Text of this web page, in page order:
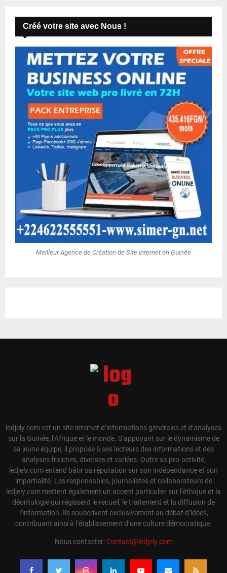
Créé votre site avec Nous !
Meilleur Agence de Création de Site Internet en Guinée
ledjely.com est un site internet d’informations générales et d’analyses
sur la Guinée, l’Afrique et le monde. S’appuyant sur le dynamisme de
sa jeune équipe, il propose à ses lecteurs des informations et des
analyses fraiches, diverses et variées. Outre sa pro-activité,
ledjely.com entend bâtir sa réputation sur son indépendance et son
impartialité. Les responsables, journalistes et collaborateurs de
ledjely.com mettent également un accent particulier sur l’éthique et la
déontologie qui régissent le recueil, le traitement et la diffusion de
l’information. Ils souscrivent exclusivement au débat d’idées,
contribuant ainsi à l’établissement d’une culture démocratique.
Nous contacter:Contact@ledjely.com